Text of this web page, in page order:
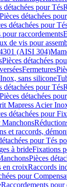
détachées pour Tés
Pièces détachées
détachées pour
pour raccordements
de vis pour
(AISI 304)
Pièces détachées
Fermetures
sans silicone
détachées pour Tés
Pièces détachées
Mapress Acier
détachées pour
Manchons
et raccords,
pour Tés
à brideFixations
Pièces
en croixRaccords
pour
Raccordements pour